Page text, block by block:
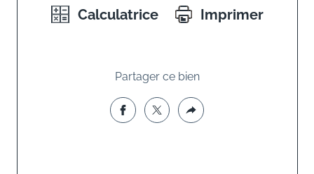
Calculatrice Imprimer
Partager ce bien